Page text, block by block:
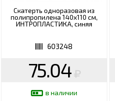
Скатерть одноразовая из
полипропилена 140х110 см,
ИНТРОПЛАСТИКА, синяя
603248
75.04
в наличии